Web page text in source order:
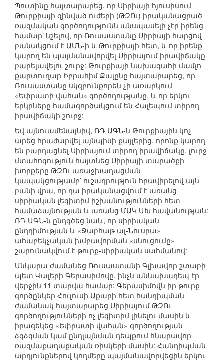
Պուտինը հայտարարեց, որ Սիրիայի հյուսիսում
Թուրքիայի զինված ուժերի (ԹԶՈւ) իրականացրած
ռազմական գործողությունն անսպասելի չէր իրենց
համար՝ նշելով, որ Ռուսաստանը Սիրիայի հարցով
բանակցում է ԱՄՆ-ի և Թուրքիայի հետ, և որ իրենք
կարող են պայմանավորվել Սիրիայում իրավիճակը
բարելավելու շուրջ: Թուրքիայի նախագահի մամլո
քարտուղար Իբրահիմ Քալընը հայտարարեց, որ
Ռուսաստանը սկզբունքորեն չի առարկում
«Եփրատի վահան» գործողությանը, և որ երկու
երկրները համագործակցում են Հալեպում տիրող
իրավիճակի շուրջ:
Եվ այնուամենայնիվ, ՌԴ ԱԳՆ-ն Թուրքիային կոչ
արեց հրաժարվել այնպիսի քայլերից, որոնք կարող
են բարդացնել Սիրիայում տիրող իրավիճակը, լուրջ
մտահոգություն հայտնեց Սիրիայի տարածքի
խորքերը ԹԶՈւ առաջխաղացման
կապակցությամբ՝ ուշադրություն հրավիրելով այն
բանի վրա, որ դա իրականացվում է առանց
սիրիական լեգիտիմ իշխանությունների հետ
համաձայնության և առանց ՄԱԿ ԱԽ հավանության:
ՌԴ ԱԳՆ-ն ընդգծեց նաև, որ սիրիական
ընդդիմության և «Ջաբհաթ ալ-Նուսրա»
ահաբեկչական խմբավորման «սնուցումը»
շարունակվում է թուրք-սիրիական սահմանով:
Անկարա ժամանեց Ռուսաստանի Գլխավոր շտաբի
պետ Վալերի Գերասիմովը, ինչն աննախադեպ էր
վերջին 11 տարվա համար: Գերասիմովն իր թուրք
գործընկեր Հուլուսի Աքարի հետ հանդիպման
ժամանակ հայտարարեց Սիրիայում ԹԶՈւ
գործողությունների ոչ լեգիտիմ լինելու մասին և
իրազեկեց «Եփրատի վահան» գործողության
ձգձգման կամ ընդլայնման դեպքում հնարավոր
ռազմաքաղաքական ռիսկերի մասին: Հանդիպման
արդյունքներով կողմերը պայմանավորվեցին երկու